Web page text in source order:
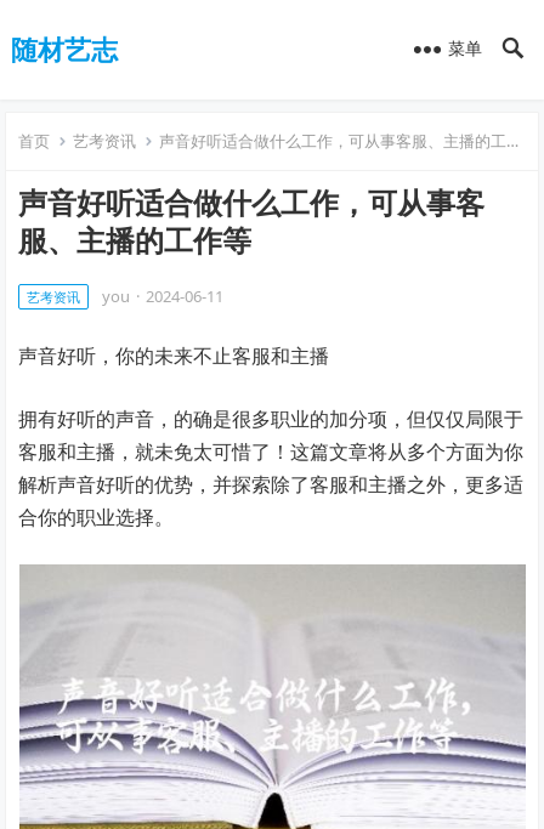
随材艺志 菜单
首页 艺考资讯 声音好听适合做什么工作，可从事客服、主播的工作等
声音好听适合做什么工作，可从事客
服、主播的工作等
艺考资讯 you · 2024-06-11
声音好听，你的未来不止客服和主播
拥有好听的声音，的确是很多职业的加分项，但仅仅局限于
客服和主播，就未免太可惜了！这篇文章将从多个方面为你
解析声音好听的优势，并探索除了客服和主播之外，更多适
合你的职业选择。